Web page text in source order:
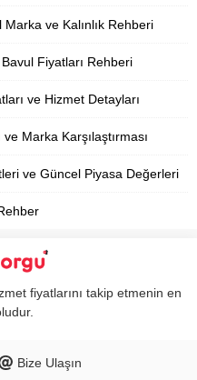
ve Kalınlık Rehberi
Fiyatları Rehberi
ve Hizmet Detayları
Marka Karşılaştırması
ve Güncel Piyasa Değerleri
fiyatlarını takip etmenin en
Bize Ulaşın